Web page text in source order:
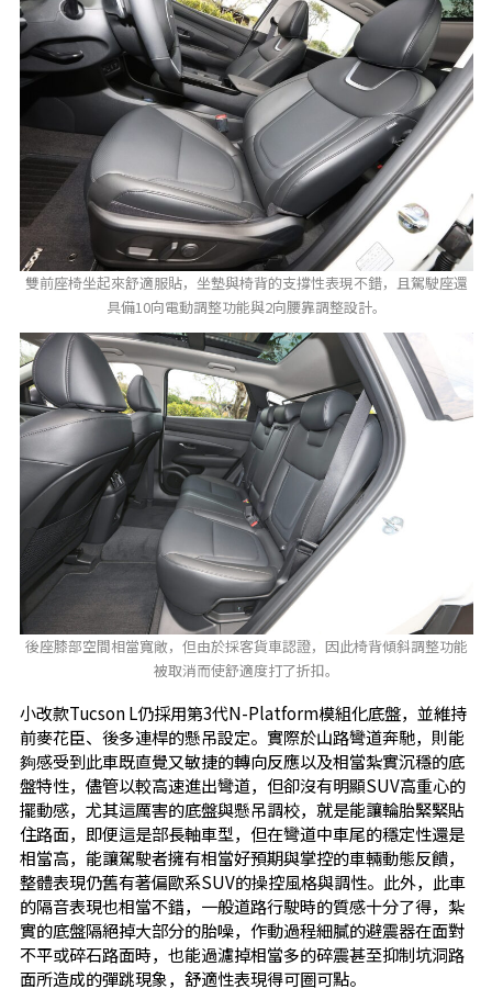
雙前座椅坐起來舒適服貼，坐墊與椅背的支撐性表現不錯，且駕駛座還
具備10向電動調整功能與2向腰靠調整設計。
後座膝部空間相當寬敞，但由於採客貨車認證，因此椅背傾斜調整功能
被取消而使舒適度打了折扣。
小改款Tucson L仍採用第3代N-Platform模組化底盤，並維持
前麥花臣、後多連桿的懸吊設定。實際於山路彎道奔馳，則能
夠感受到此車既直覺又敏捷的轉向反應以及相當紮實沉穩的底
盤特性，儘管以較高速進出彎道，但卻沒有明顯SUV高重心的
擺動感，尤其這厲害的底盤與懸吊調校，就是能讓輪胎緊緊貼
住路面，即便這是部長軸車型，但在彎道中車尾的穩定性還是
相當高，能讓駕駛者擁有相當好預期與掌控的車輛動態反饋，
整體表現仍舊有著偏歐系SUV的操控風格與調性。此外，此車
的隔音表現也相當不錯，一般道路行駛時的質感十分了得，紮
實的底盤隔絕掉大部分的胎噪，作動過程細膩的避震器在面對
不平或碎石路面時，也能過濾掉相當多的碎震甚至抑制坑洞路
面所造成的彈跳現象，舒適性表現得可圈可點。